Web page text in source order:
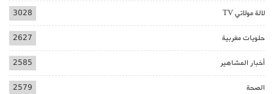
لالة مولاتي TV 3028
حلويات مغربية 2627
أخبار المشاهير 2585
الصحة 2579